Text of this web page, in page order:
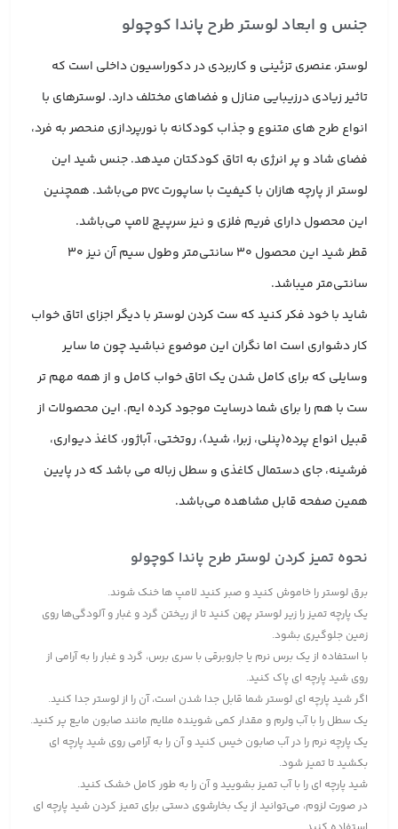
جنس و ابعاد لوستر طرح پاندا کوچولو
لوستر، عنصری تزئینی و کاربردی در دکوراسیون داخلی است که
تاثیر زیادی درزیبایی منازل و فضاهای مختلف دارد. لوسترهای با
انواع طرح های متنوع و جذاب کودکانه با نورپردازی منحصر به فرد،
فضای شاد و پر انرژی به اتاق کودکتان میدهد. جنس شید این
لوستر از پارچه هازان با کیفیت با ساپورت pvc می‌باشد. همچنین
این محصول دارای فریم فلزی و نیز سرپیچ لامپ می‌باشد.
قطر شید این محصول 30 سانتی‌متر وطول سیم آن نیز 30
سانتی‌متر میباشد.
شاید با خود فکر کنید که ست کردن لوستر با دیگر اجزای اتاق خواب
کار دشواری است اما نگران این موضوع نباشید چون ما سایر
وسایلی که برای کامل شدن یک اتاق خواب کامل و از همه مهم تر
ست با هم را برای شما درسایت موجود کرده ایم. این محصولات از
قبیل انواع پرده(پنلی، زبرا، شید)، روتختی، آباژور، کاغذ دیواری،
فرشینه، جای دستمال کاغذی و سطل زباله می باشد که در پایین
همین صفحه قابل مشاهده می‌باشد.
نحوه تمیز کردن لوستر طرح پاندا کوچولو
برق لوستر را خاموش کنید و صبر کنید لامپ ها خنک شوند.
یک پارچه تمیز را زیر لوستر پهن کنید تا از ریختن گرد و غبار و آلودگی‌ها روی
زمین جلوگیری بشود.
با استفاده از یک برس نرم یا جاروبرقی با سری برس، گرد و غبار را به آرامی از
روی شید پارچه ای پاک کنید.
اگر شید پارچه ای لوستر شما قابل جدا شدن است، آن را از لوستر جدا کنید.
یک سطل را با آب ولرم و مقدار کمی شوینده ملایم مانند صابون مایع پر کنید.
یک پارچه نرم را در آب صابون خیس کنید و آن را به آرامی روی شید پارچه ای
بکشید تا تمیز شود.
شید پارچه ای را با آب تمیز بشویید و آن را به طور کامل خشک کنید.
در صورت لزوم، می‌توانید از یک بخارشوی دستی برای تمیز کردن شید پارچه ای